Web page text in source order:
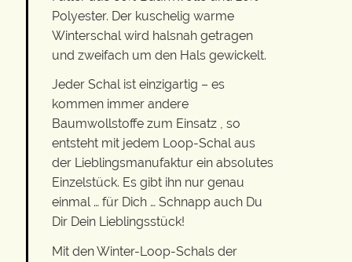
Polyester. Der kuschelig warme
Winterschal wird halsnah getragen
und zweifach um den Hals gewickelt.
Jeder Schal ist einzigartig – es
kommen immer andere
Baumwollstoffe zum Einsatz , so
entsteht mit jedem Loop-Schal aus
der Lieblingsmanufaktur ein absolutes
Einzelstück. Es gibt ihn nur genau
einmal … für Dich … Schnapp auch Du
Dir Dein Lieblingsstück!
Mit den Winter-Loop-Schals der